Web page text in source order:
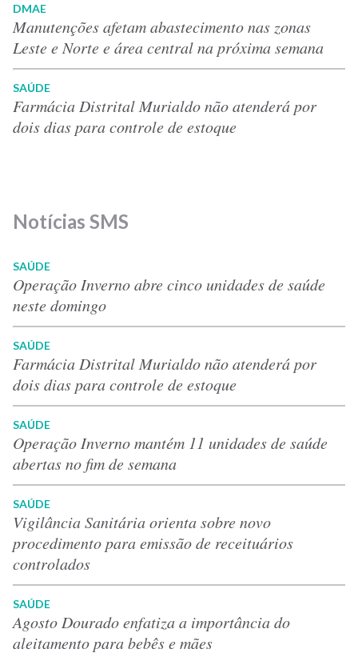
DMAE
Manutenções afetam abastecimento nas zonas
Leste e Norte e área central na próxima semana
SAÚDE
Farmácia Distrital Murialdo não atenderá por
dois dias para controle de estoque
Notícias SMS
SAÚDE
Operação Inverno abre cinco unidades de saúde
neste domingo
SAÚDE
Farmácia Distrital Murialdo não atenderá por
dois dias para controle de estoque
SAÚDE
Operação Inverno mantém 11 unidades de saúde
abertas no fim de semana
SAÚDE
Vigilância Sanitária orienta sobre novo
procedimento para emissão de receituários
controlados
SAÚDE
Agosto Dourado enfatiza a importância do
aleitamento para bebês e mães